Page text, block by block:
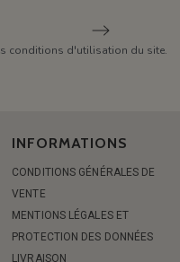
conditions d'utilisation du site.
INFORMATIONS
CONDITIONS GÉNÉRALES DE
VENTE
MENTIONS LÉGALES ET
PROTECTION DES DONNÉES
LIVRAISON